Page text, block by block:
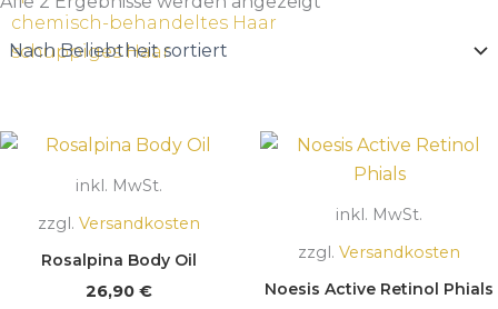
chemisch-behandeltes Haar
schuppiges Haar
inkl. MwSt.
zzgl. Versandkosten
Rosalpina Body Oil
26,90 €
inkl. MwSt.
zzgl. Versandkosten
Noesis Active Retinol Phials